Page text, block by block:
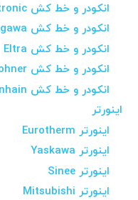
انکودر و خط کش Trelectronic
انکودر و خط کش Tamagawa
انکودر و خط کش Eltra
انکودر و خط کش Hohner
انکودر و خط کش Heidenhain
اینورتر
اینورتر Eurotherm
اینورتر Yaskawa
اینورتر Sinee
اینورتر Mitsubishi